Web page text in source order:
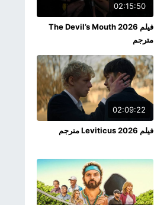
02:15:50
فيلم The Devil’s Mouth 2026
مترجم
02:09:22
فيلم Leviticus 2026 مترجم